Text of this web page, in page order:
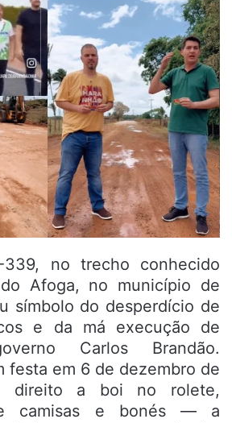
no trecho conhecido
Afoga, no município de
símbolo do desperdício de
e da má execução de
Carlos Brandão.
festa em 6 de dezembro de
a boi no rolete,
camisas e bonés — a